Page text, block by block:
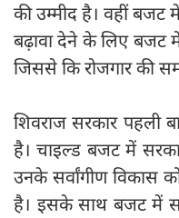
की उम्मीद है। वहीं बजट
बढ़ावा देने के लिए
जिससे कि रोजगार की
शिवराज सरकार पहली
है। चाइल्ड बजट में
उनके सर्वांगीण
है। इसके साथ बजट में